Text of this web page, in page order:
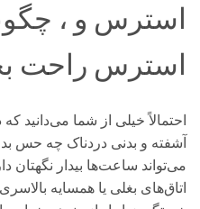
استرس و ،
استرس راحت
احتمالاً خیلی از شما می‌دانید
آشفته و بدنی دردناک چه حس
می‌تواند ساعت‌ها بیدار نگهتان
اتاق‌های بغلی یا همسایه